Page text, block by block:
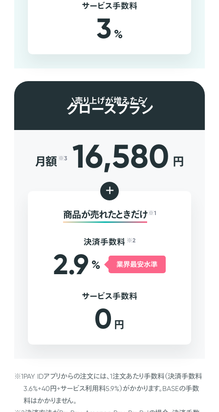
サービス手数料
3 %
売り上げが増えたら
グロースプラン
月額 ※3 16,580 円
+
商品が売れたときだけ ※1
決済手数料 ※2
2.9 % 業界最安水準
サービス手数料
0 円
※1PAY IDアプリからの注文には、1注文あたり手数料（決済手数料
3.6%+40円+サービス利用料5.9%）がかかります。BASEの手数
料はかかりません。